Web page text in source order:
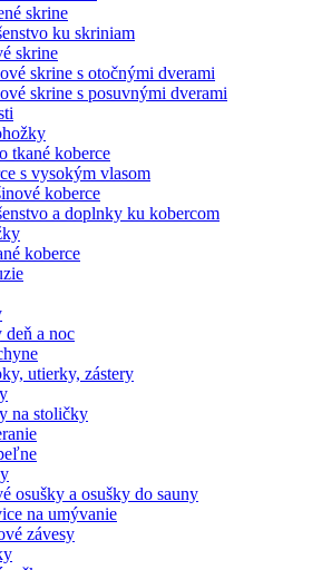
skrine
ku skriniam
skrine
skrine s otočnými dverami
skrine s posuvnými dverami
tkané koberce
s vysokým vlasom
koberce
a doplnky ku kobercom
koberce
deň a noc
utierky, zástery
na stoličky
osušky a osušky do sauny
na umývanie
závesy